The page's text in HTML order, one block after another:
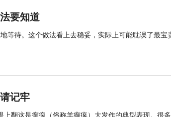
要知道
等待。这个做法看上去稳妥，实际上可能耽误了最宝
记牢
翻这是癫痫（俗称羊癫疯）大发作的典型表现。很多